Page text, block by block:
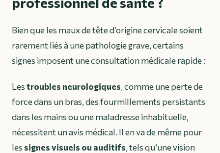
Bien que les maux de tête d’origine cervicale soient
rarement liés à une pathologie grave, certains
signes imposent une consultation médicale rapide :
Lestroubles neurologiques, comme une perte de
force dans un bras, des fourmillements persistants
dans les mains ou une maladresse inhabituelle,
nécessitent un avis médical. Il en va de même pour
lessignes visuels ou auditifs, tels qu’une vision